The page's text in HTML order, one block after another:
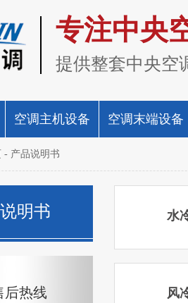
专注中央
提供整套中央空
空调主机设备 空调末端设备
- 产品说明书
明书
后热线
水
风